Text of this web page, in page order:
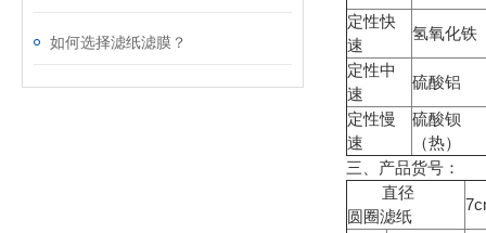
如何选择滤纸滤膜？
定性快
速
氢氧化铁
定性中
速
硫酸铝
定性慢
速
硫酸钡
（热）
三、产品货号：
直径
圆圈滤纸